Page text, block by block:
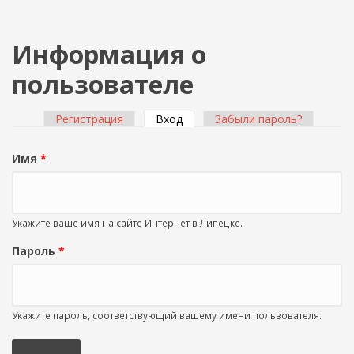
Информация о
пользователе
Регистрация Вход (активная вкладка)
Забыли пароль?
Имя *
Укажите ваше имя на сайте Интернет в Липецке.
Пароль *
Укажите пароль, соответствующий вашему имени пользователя.